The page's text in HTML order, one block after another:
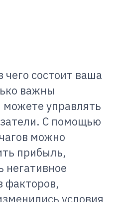
чего состоит ваша
важны
управлять
С помощью
можно
прибыль,
негативное
факторов,
условия